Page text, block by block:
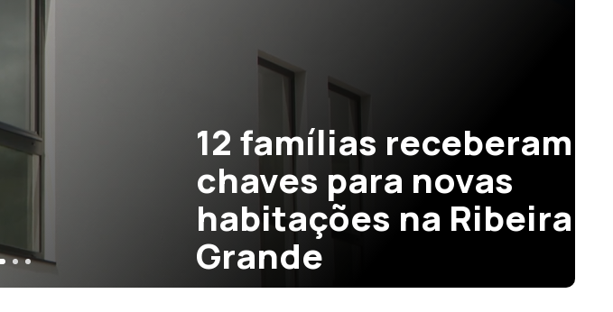
12 famílias receberam
chaves para novas
habitações na Ribeira
Grande